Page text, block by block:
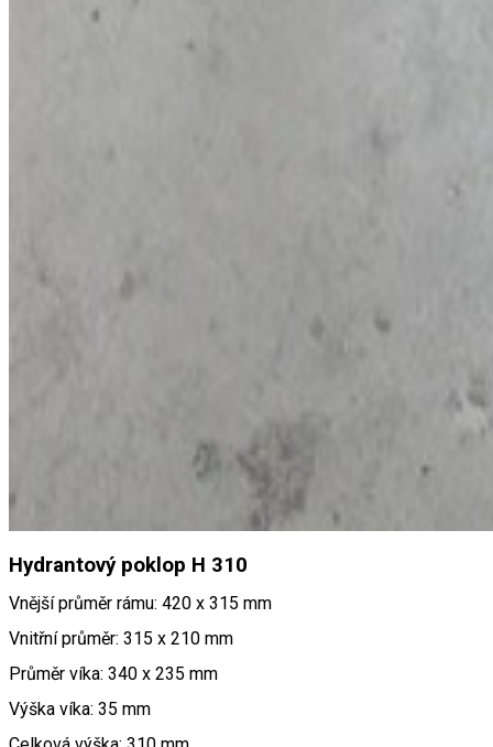
Hydrantový poklop H 310
Vnější průměr rámu: 420 x 315 mm
Vnitřní průměr: 315 x 210 mm
Průměr víka: 340 x 235 mm
Výška víka: 35 mm